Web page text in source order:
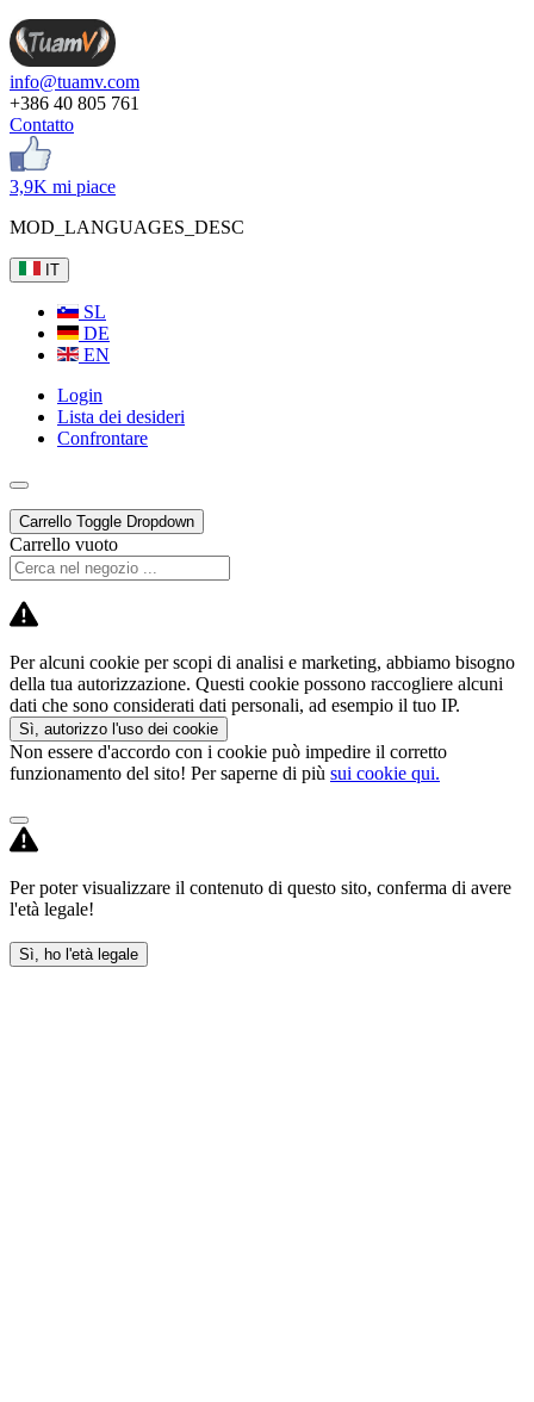
info@tuamv.com
+386 40 805 761
Contatto
3,9K mi piace
MOD_LANGUAGES_DESC
IT
SL
DE
EN
Login
Lista dei desideri
Confrontare
Carrello Toggle Dropdown
Carrello vuoto
Per alcuni cookie per scopi di analisi e marketing, abbiamo bisogno
della tua autorizzazione. Questi cookie possono raccogliere alcuni
dati che sono considerati dati personali, ad esempio il tuo IP.
Sì, autorizzo l'uso dei cookie
Non essere d'accordo con i cookie può impedire il corretto
funzionamento del sito! Per saperne di più sui cookie qui.
Per poter visualizzare il contenuto di questo sito, conferma di avere
l'età legale!
Sì, ho l'età legale